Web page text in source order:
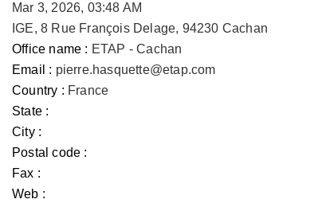
Mar 3, 2026, 03:48 AM
IGE, 8 Rue François Delage, 94230 Cachan
Office name : ETAP - Cachan
Email : pierre.hasquette@etap.com
Country : France
State :
City :
Postal code :
Fax :
Web :